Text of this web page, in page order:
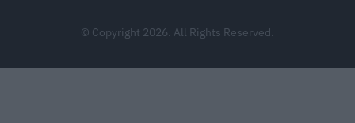
© Copyright 2026. All Rights Reserved.